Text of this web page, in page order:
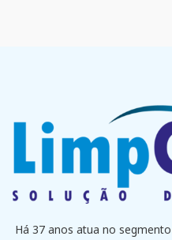
Há 37 anos atua no